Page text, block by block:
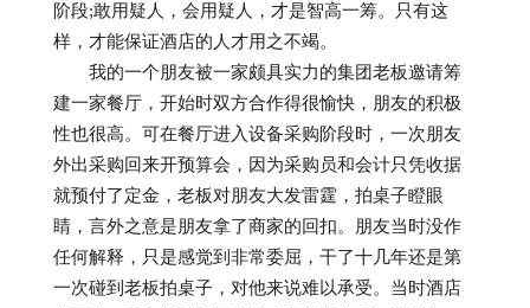
阶段;敢用疑人，会用疑人，才是智高一筹。只有这
样，才能保证酒店的人才用之不竭。
我的一个朋友被一家颇具实力的集团老板邀请筹
建一家餐厅，开始时双方合作得很愉快，朋友的积极
性也很高。可在餐厅进入设备采购阶段时，一次朋友
外出采购回来开预算会，因为采购员和会计只凭收据
就预付了定金，老板对朋友大发雷霆，拍桌子瞪眼
睛，言外之意是朋友拿了商家的回扣。朋友当时没作
任何解释，只是感觉到非常委屈，干了十几年还是第
一次碰到老板拍桌子，对他来说难以承受。当时酒店